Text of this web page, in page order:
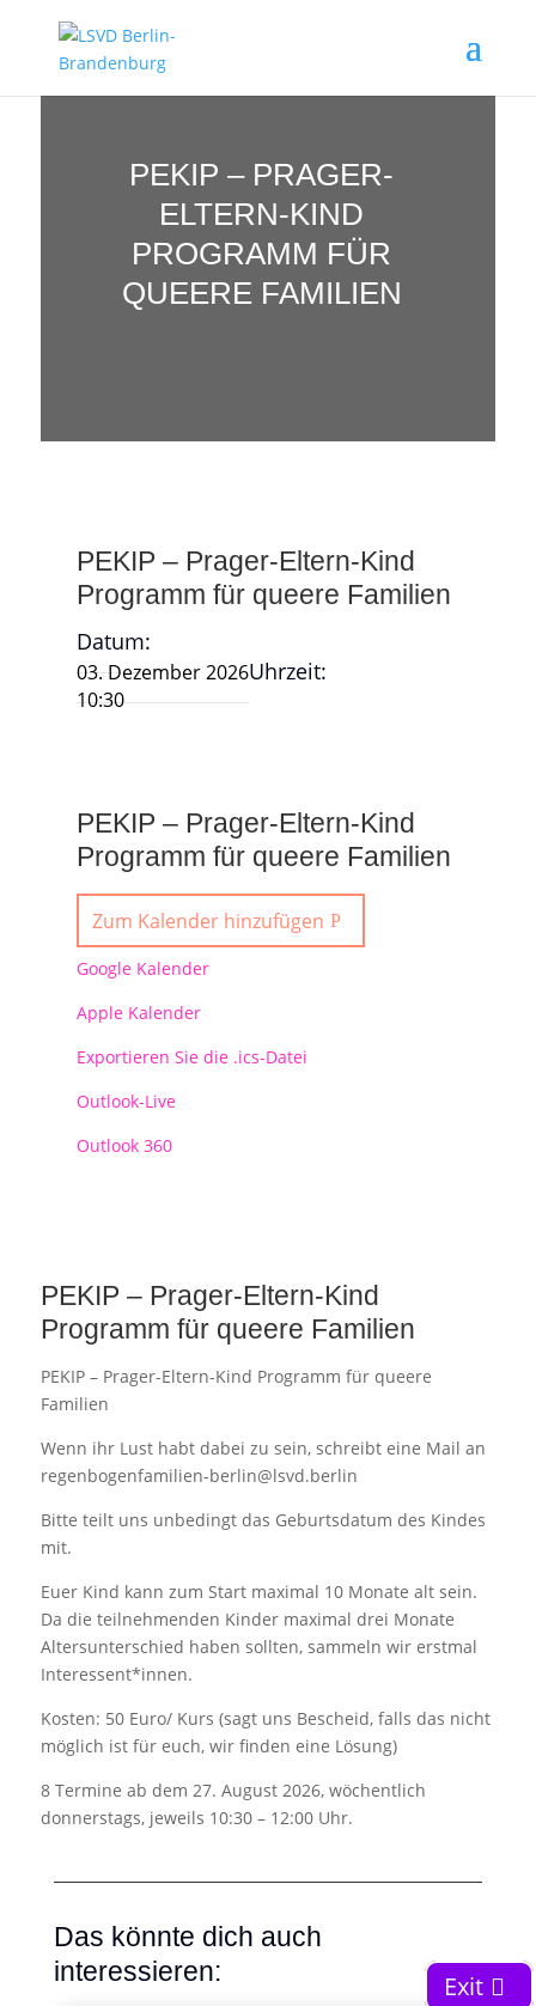
PEKIP – PRAGER-
ELTERN-KIND
PROGRAMM FÜR
QUEERE FAMILIEN
PEKIP – Prager-Eltern-Kind
Programm für queere Familien
Datum:
03. Dezember 2026Uhrzeit:
10:30
PEKIP – Prager-Eltern-Kind
Programm für queere Familien
Zum Kalender hinzufügen
Google Kalender
Apple Kalender
Exportieren Sie die .ics-Datei
Outlook-Live
Outlook 360
PEKIP – Prager-Eltern-Kind
Programm für queere Familien
PEKIP – Prager-Eltern-Kind Programm für queere
Familien
Wenn ihr Lust habt dabei zu sein, schreibt eine Mail an
regenbogenfamilien-berlin@lsvd.berlin
Bitte teilt uns unbedingt das Geburtsdatum des Kindes
mit.
Euer Kind kann zum Start maximal 10 Monate alt sein.
Da die teilnehmenden Kinder maximal drei Monate
Altersunterschied haben sollten, sammeln wir erstmal
Interessent*innen.
Kosten: 50 Euro/ Kurs (sagt uns Bescheid, falls das nicht
möglich ist für euch, wir finden eine Lösung)
8 Termine ab dem 27. August 2026,wöchentlich
donnerstags, jeweils 10:30 – 12:00 Uhr.
Das könnte dich auch
interessieren:
Exit